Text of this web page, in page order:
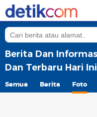
Berita Dan
Dan Terbaru Hari
Semua Berita Foto